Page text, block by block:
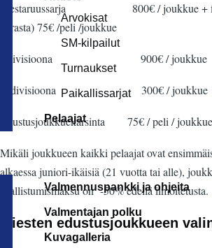
Arvokisat
SM-kilpailut
Turnaukset
Paikallissarjat
Pelaajat
Valmennuspankki ja ohjeita
Valmentajan polku
Kuvagalleria
Mestaruussarja 800€ / joukkue +
parasta) 75€ /peli /joukkue
I-divisioona 900€ / joukkue
II-divisioona 300€ / joukkue
Edustusjoukkuekarsinta 75€ / peli / joukkue
Mikäli joukkueen kaikki pelaajat ovat
alkaessa juniori-ikäisiä (21 vuotta tai alle),
osallistumismaksu on -50% edellä ilmoitetusta.
Miesten edustusjoukkueen